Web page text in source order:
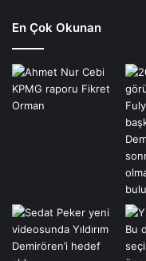
En Çok Okunan